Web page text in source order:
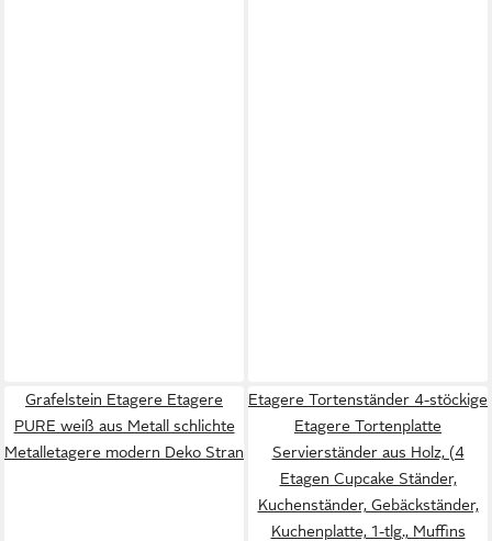
Grafelstein Etagere Etagere
PURE weiß aus Metall schlichte
Metalletagere modern Deko Stran
Etagere Tortenständer 4-stöckige
Etagere Tortenplatte
Servierständer aus Holz, (4
Etagen Cupcake Ständer,
Kuchenständer, Gebäckständer,
Kuchenplatte, 1-tlg., Muffins